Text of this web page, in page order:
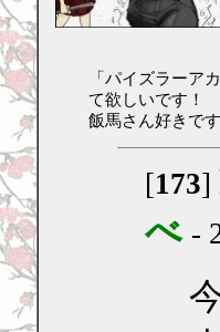
「パイズラーア
て欲しいです！
飯馬さん好きです
[173]
べ -